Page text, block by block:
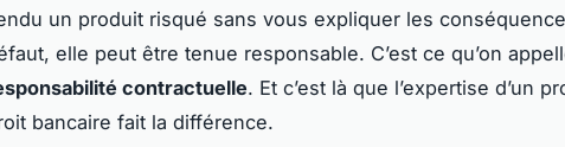
un produit risqué sans vous expliquer les
elle peut être tenue responsable. C’est ce qu’on
contractuelle. Et c’est là que l’expertise d’un
bancaire fait la différence.